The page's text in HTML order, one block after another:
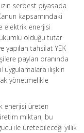
serbest piyasada
kapsamındaki
elektrik enerjisi
olduğu tutar
yapılan tahsilat YEK
payları oranında
uygulamalara ilişkin
yönetmelikle
enerjisi üreten
miktarı, bu
ile üretebileceği yıllık